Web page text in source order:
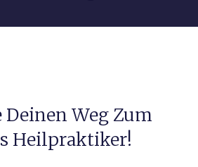
Deinen Weg Zum
Heilpraktiker!